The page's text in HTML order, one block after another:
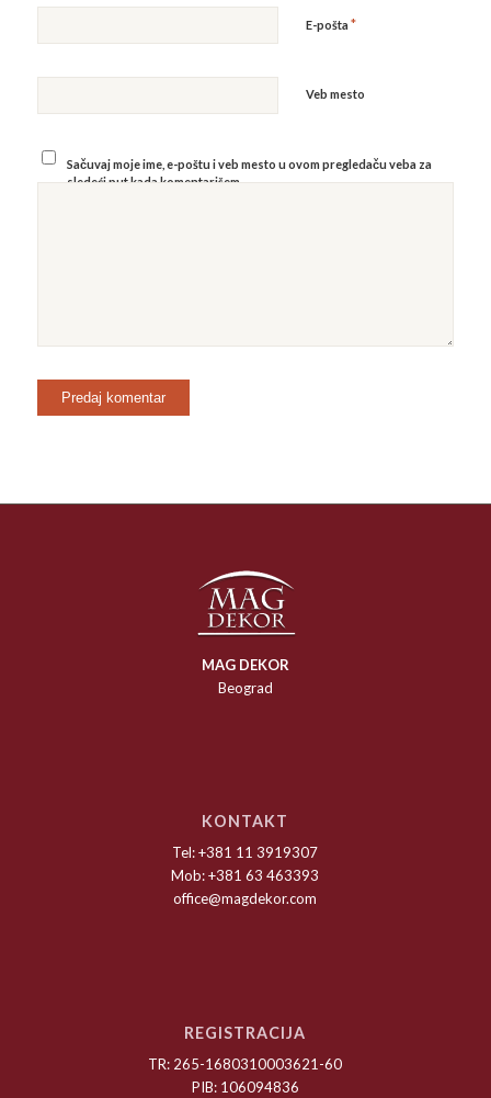
E-pošta *
Veb mesto
Sačuvaj moje ime, e-poštu i veb mesto u ovom pregledaču veba za
sledeći put kada komentarišem.
MAG DEKOR
Beograd
KONTAKT
Tel: +381 11 3919307
Mob: +381 63 463393
office@magdekor.com
REGISTRACIJA
TR: 265-1680310003621-60
PIB: 106094836